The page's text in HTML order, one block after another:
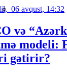
06 avqust, 14:32
və
modeli:
gətirir?